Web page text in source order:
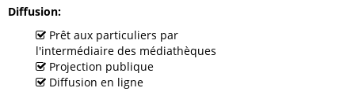
Diffusion
Prêt aux particuliers par
l'intermédiaire des médiathèques
Projection publique
Diffusion en ligne